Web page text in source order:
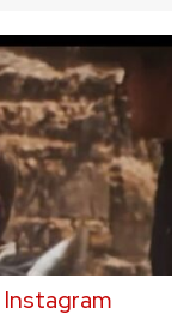
Instagram